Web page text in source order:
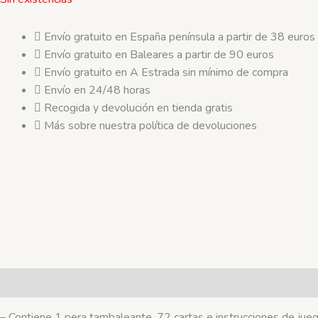
Envío gratuito en España península a partir de 38 euros
Envío gratuito en Baleares a partir de 90 euros
Envío gratuito en A Estrada sin mínimo de compra
Envío en 24/48 horas
Recogida y devolución en tienda gratis
Más sobre nuestra política de devoluciones